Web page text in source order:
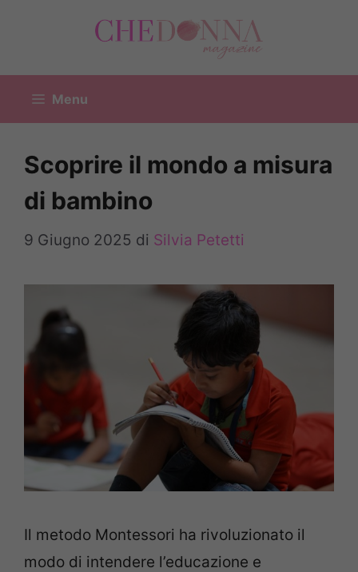
Menu
Scoprire il mondo a misura
di bambino
9 Giugno 2025 di Silvia Petetti
Il metodo Montessori ha rivoluzionato il
modo di intendere l’educazione e